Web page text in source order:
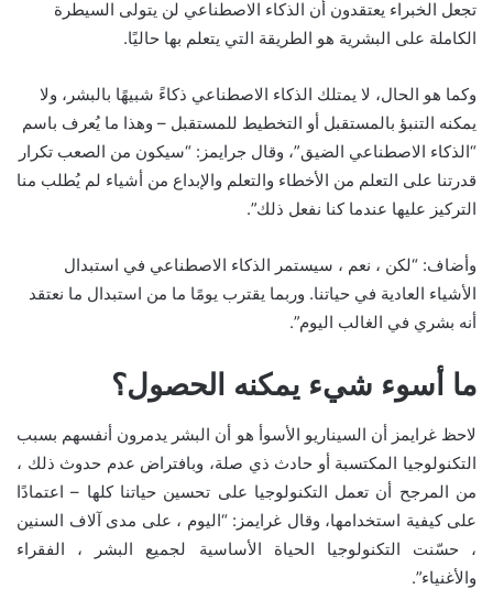
تجعل الخبراء يعتقدون أن الذكاء الاصطناعي لن يتولى السيطرة
الكاملة على البشرية هو الطريقة التي يتعلم بها حاليًا.
وكما هو الحال، لا يمتلك الذكاء الاصطناعي ذكاءً شبيهًا بالبشر، ولا
يمكنه التنبؤ بالمستقبل أو التخطيط للمستقبل – وهذا ما يُعرف باسم
“الذكاء الاصطناعي الضيق”، وقال جرايمز: “سيكون من الصعب تكرار
قدرتنا على التعلم من الأخطاء والتعلم والإبداع من أشياء لم يُطلب منا
التركيز عليها عندما كنا نفعل ذلك”.
وأضاف: “لكن ، نعم ، سيستمر الذكاء الاصطناعي في استبدال
الأشياء العادية في حياتنا. وربما يقترب يومًا ما من استبدال ما نعتقد
أنه بشري في الغالب اليوم”.
ما أسوء شيء يمكنه الحصول؟
لاحظ غرايمز أن السيناريو الأسوأ هو أن البشر يدمرون أنفسهم بسبب
التكنولوجيا المكتسبة أو حادث ذي صلة، وبافتراض عدم حدوث ذلك ،
من المرجح أن تعمل التكنولوجيا على تحسين حياتنا كلها – اعتمادًا
على كيفية استخدامها، وقال غرايمز: “اليوم ، على مدى آلاف السنين
، حسّنت التكنولوجيا الحياة الأساسية لجميع البشر ، الفقراء
والأغنياء”.